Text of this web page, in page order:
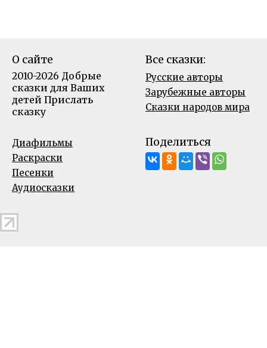
О сайте
2010-2026 Добрые
сказки для Ваших
детей Прислать
сказку
Все сказки:
Русские авторы
Зарубежные авторы
Сказки народов мира
Диафильмы
Раскраски
Песенки
Аудиосказки
Поделиться